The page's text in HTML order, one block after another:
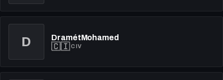
D DramétMohamed
🇨🇮CIV